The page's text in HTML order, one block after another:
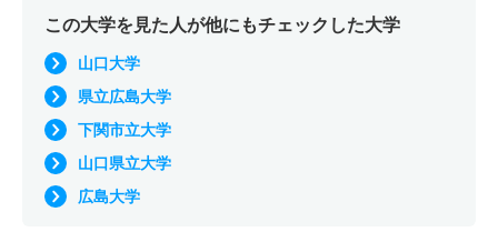
この大学を見た人が他にもチェックした大学
山口大学
県立広島大学
下関市立大学
山口県立大学
広島大学